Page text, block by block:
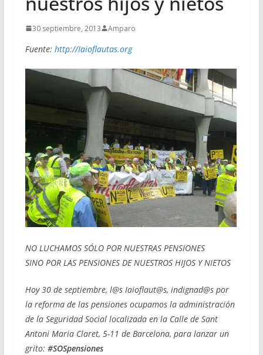
30 septiembre, 2013 Amparo
Fuente: http://Iaioflautas.org
NO LUCHAMOS SÓLO POR NUESTRAS PENSIONES
SINO POR LAS PENSIONES DE NUESTROS HIJOS Y NIETOS
Hoy 30 de septiembre, l@s Iaioflaut@s, indignad@s por
la reforma de las pensiones ocupamos la administración
de la Seguridad Social localizada en la Calle de Sant
Antoni Maria Claret, 5-11 de Barcelona, para lanzar un
grito: #SOSpensiones